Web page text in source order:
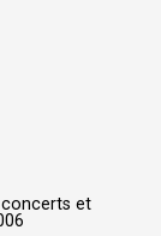
et